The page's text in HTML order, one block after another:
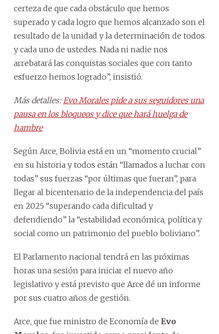
certeza de que cada obstáculo que hemos
superado y cada logro que hemos alcanzado son el
resultado de la unidad y la determinación de todos
y cada uno de ustedes. Nada ni nadie nos
arrebatará las conquistas sociales que con tanto
esfuerzo hemos logrado”, insistió.
Más detalles: Evo Morales pide a sus seguidores una
pausa en los bloqueos y dice que hará huelga de
hambre
Según Arce, Bolivia está en un “momento crucial”
en su historia y todos están “llamados a luchar con
todas” sus fuerzas “por últimas que fueran”, para
llegar al bicentenario de la independencia del país
en 2025 “superando cada dificultad y
defendiendo” la “estabilidad económica, política y
social como un patrimonio del pueblo boliviano”.
El Parlamento nacional tendrá en las próximas
horas una sesión para iniciar el nuevo año
legislativo y está previsto que Arce dé un informe
por sus cuatro años de gestión.
Arce, que fue ministro de Economía de Evo